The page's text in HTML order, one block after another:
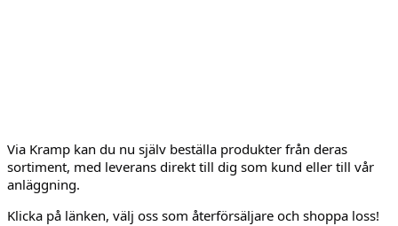
Via Kramp kan du nu själv beställa produkter från deras
sortiment, med leverans direkt till dig som kund eller till vår
anläggning.
Klicka på länken, välj oss som återförsäljare och shoppa loss!